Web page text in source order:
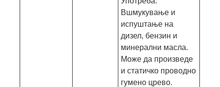
Вшмукување и
испуштање на
дизел, бензин и
минерални масла.
Може да произведе
и статичко проводно
гумено црево.